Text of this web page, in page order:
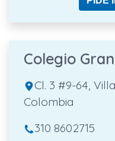
Colegio
Cl. 3 #9-64,
Colombia
310 8602715